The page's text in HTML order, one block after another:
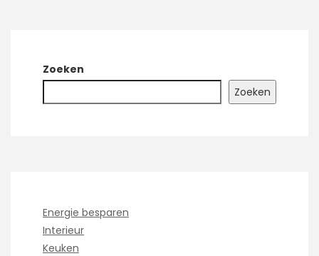
Zoeken
Zoeken
Energie besparen
Interieur
Keuken